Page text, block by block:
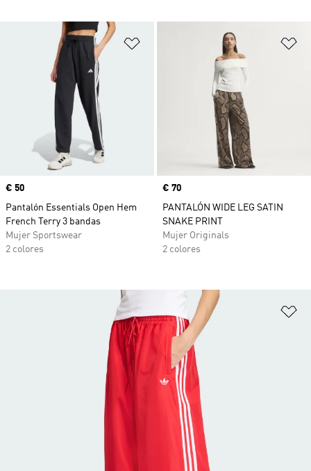
Añadir a la lista de deseos
Precio
€ 50
Pantalón Essentials Open Hem
French Terry 3 bandas
Mujer Sportswear
2 colores
Precio
€ 70
PANTALÓN WIDE LEG SATIN
SNAKE PRINT
Mujer Originals
2 colores